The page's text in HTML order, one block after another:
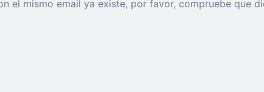
el mismo email ya existe, por favor, compruebe que